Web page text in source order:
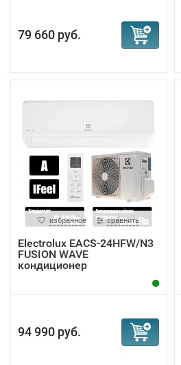
79 660 руб.
избранное сравнить
Electrolux EACS-24HFW/N3
FUSION WAVE
кондиционер
94 990 руб.